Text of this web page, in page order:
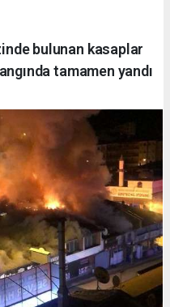
bulunan kasaplar
tamamen yandı